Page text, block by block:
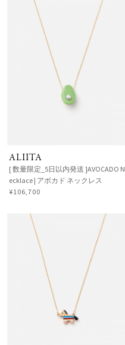
ALIITA
[ 数量限定_5日以内発送 ]AVOCADO N
ecklace | アボカド ネックレス
¥106,700